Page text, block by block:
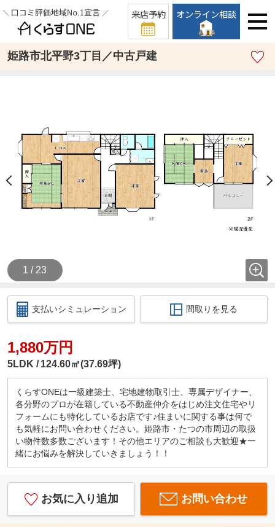
来店予約 オンライン相談
姫路市北平野3丁目／中古戸建
1 / 23
支払いシミュレーション 間取りを見る
1,880万円
5LDK 124.60㎡(37.69坪)
くらすONEは一級建築士、宅地建物取引士、専属デザイナー、
各分野のプロが在籍している不動産仲介をはじめ注文住宅やリ
フォームにも特化しているお店です♪住まいに関する事は何で
も気軽にお問い合わせください。姫路市・たつの市周辺の取扱
い物件数多数ございます！その他エリアのご相談も大歓迎★一
緒にお悩みを解決していきましょう！！
お気に入り追加 お問い合わせ